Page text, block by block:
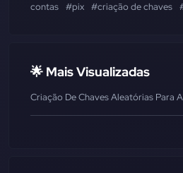
contas #pix #criação de chaves
🌟 Mais Visualizadas
Criação De Chaves Aleatórias Para